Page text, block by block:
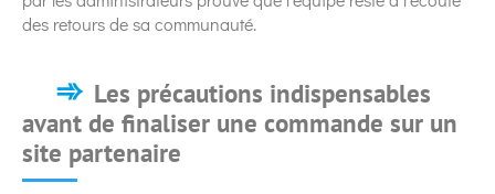
des retours de sa communauté.
Les précautions indispensables
avant de finaliser une commande sur un
site partenaire